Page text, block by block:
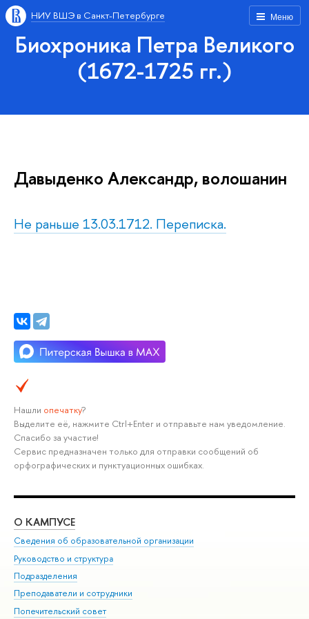
Меню
НИУ ВШЭ в Санкт-Петербурге
Биохроника Петра Великого
(1672-1725 гг.)
Давыденко Александр, волошанин
Не раньше 13.03.1712. Переписка.
Нашли опечатку?
Выделите её, нажмите Ctrl+Enter и отправьте нам уведомление.
Спасибо за участие!
Сервис предназначен только для отправки сообщений об
орфографических и пунктуационных ошибках.
О КАМПУСЕ
Сведения об образовательной организации
Руководство и структура
Подразделения
Преподаватели и сотрудники
Попечительский совет